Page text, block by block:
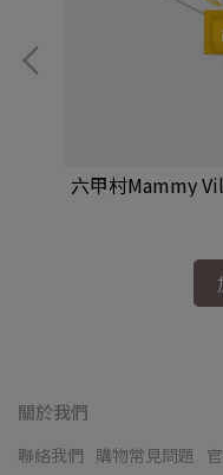
六甲村Mammy
關於我們
聯絡我們 購物常見問題